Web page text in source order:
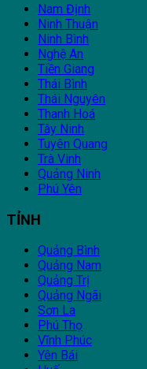
Nam Định
Ninh Thuận
Ninh Bình
Nghệ An
Tiền Giang
Thái Bình
Thái Nguyên
Thanh Hoá
Tây Ninh
Tuyên Quang
Trà Vinh
Quảng Ninh
Phú Yên
TỈNH
Quảng Bình
Quảng Nam
Quảng Trị
Quảng Ngãi
Sơn La
Phú Thọ
Vĩnh Phúc
Yên Bái